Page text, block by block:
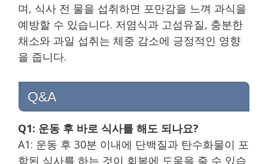
며, 식사 전 물을 섭취하면 포만감을 느껴 과식을
예방할 수 있습니다. 저염식과 고섬유질, 충분한
채소와 과일 섭취는 체중 감소에 긍정적인 영향
을 줍니다.
Q&A
Q1: 운동 후 바로 식사를 해도 되나요?
A1: 운동 후 30분 이내에 단백질과 탄수화물이 포
함된 식사를 하는 것이 회복에 도움을 줄 수 있습